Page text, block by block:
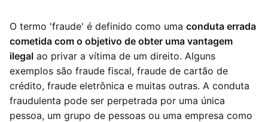
O termo 'fraude' é definido como uma conduta errada
cometida com o objetivo de obter uma vantagem
ilegal ao privar a vítima de um direito. Alguns
exemplos são fraude fiscal, fraude de cartão de
crédito, fraude eletrônica e muitas outras. A conduta
fraudulenta pode ser perpetrada por uma única
pessoa, um grupo de pessoas ou uma empresa como